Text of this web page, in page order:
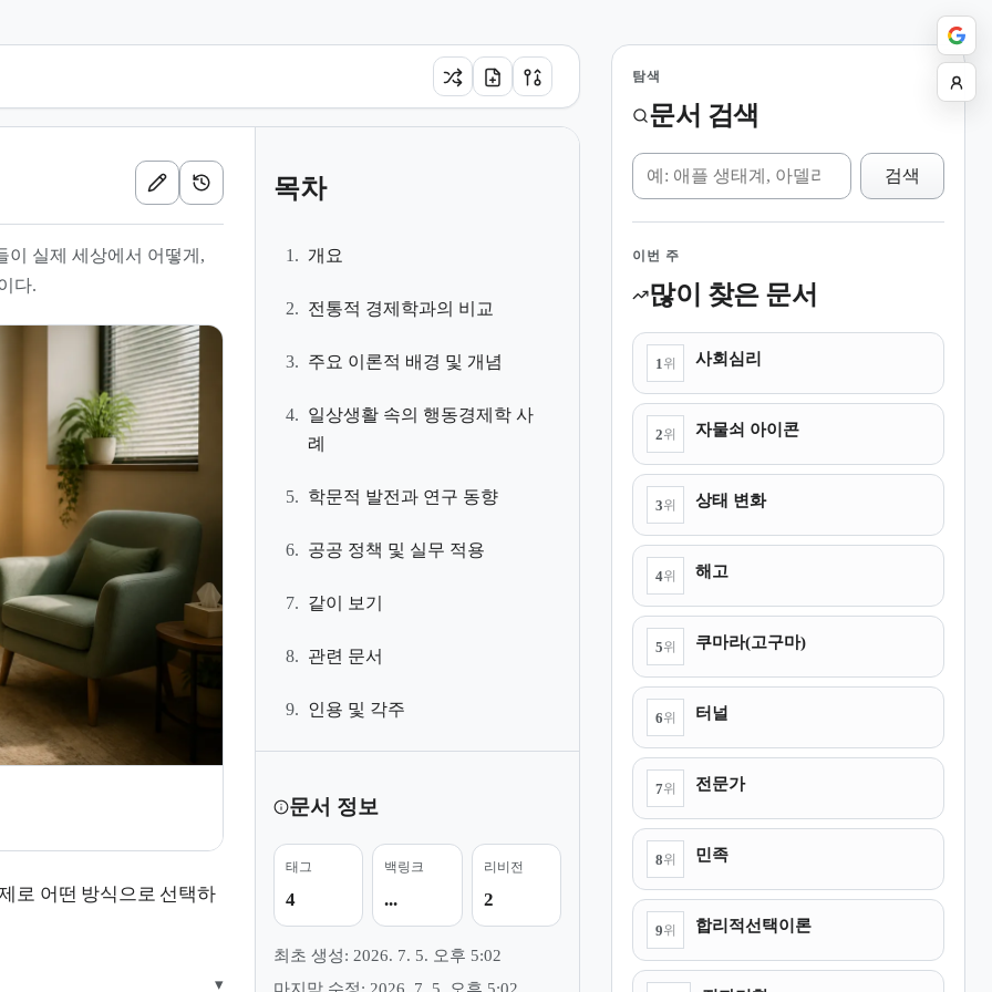
이 실제 세상에서 어떻게,
다.
로 어떤 방식으로 선택하
▾
목차
1. 개요
2. 전통적 경제학과의 비교
3. 주요 이론적 배경 및 개념
4. 일상생활 속의 행동경제학 사
례
5. 학문적 발전과 연구 동향
6. 공공 정책 및 실무 적용
7. 같이 보기
8. 관련 문서
9. 인용 및 각주
문서 정보
태그
4
백링크
...
리비전
2
최초 생성: 2026. 7. 5. 오후 5:02
탐색
문서 검색
위키 검색
검색
이번 주
많이 찾은 문서
1 위 사회심리
2위 자물쇠 아이콘
3위 상태 변화
4위 해고
5위 쿠마라(고구마)
6위 터널
7위 전문가
8위 민족
9위 합리적선택이론